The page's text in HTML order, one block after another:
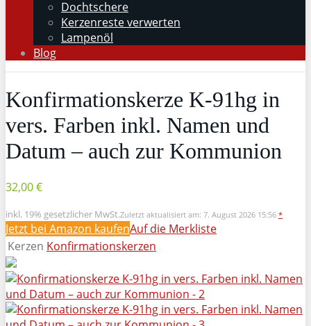
Dochtschere
Kerzenreste verwerten
Lampenöl
Blog
Konfirmationskerze K-91hg in
vers. Farben inkl. Namen und
Datum – auch zur Kommunion
32,00 €
inkl. 19% gesetzlicher MwSt.Zuletzt aktualisiert am: 7. August 2026 15:56 *
Jetzt bei Amazon kaufenAuf die Merkliste
Kerzen Konfirmationskerzen